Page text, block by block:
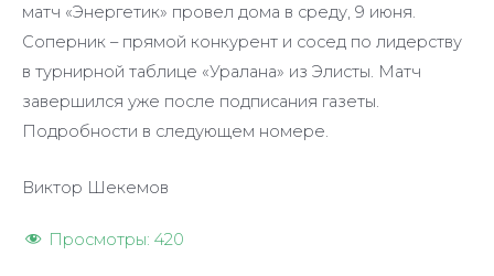
матч «Энергетик» провел дома в среду, 9 июня.
Соперник – прямой конкурент и сосед по лидерству
в турнирной таблице «Уралана» из Элисты. Матч
завершился уже после подписания газеты.
Подробности в следующем номере.
Виктор Шекемов
Просмотры: 420